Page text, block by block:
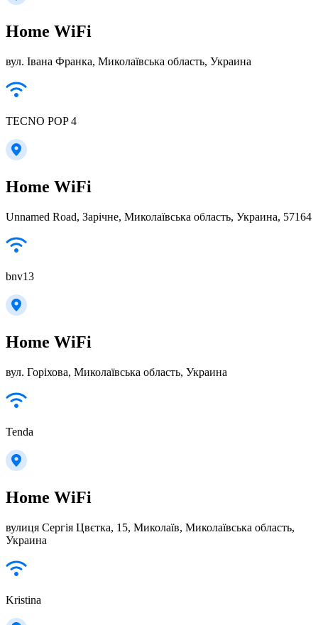
Home WiFi
вул. Івана Франка, Миколаївська область, Украина
TECNO POP 4
Home WiFi
Unnamed Road, Зарічне, Миколаївська область, Украина, 57164
bnv13
Home WiFi
вул. Горіхова, Миколаївська область, Украина
Tenda
Home WiFi
вулиця Сергія Цвєтка, 15, Миколаїв, Миколаївська область,
Украина
Kristina